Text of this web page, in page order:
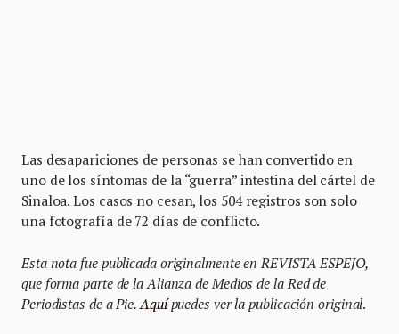
Las desapariciones de personas se han convertido en
uno de los síntomas de la “guerra” intestina del cártel de
Sinaloa. Los casos no cesan, los 504 registros son solo
una fotografía de 72 días de conflicto.
Esta nota fue publicada originalmente en REVISTA ESPEJO,
que forma parte de la Alianza de Medios de la Red de
Periodistas de a Pie. Aquípuedes ver la publicación original.